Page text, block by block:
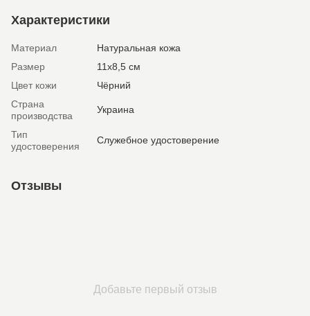
Характеристики
Материал
Натуральная кожа
Размер
11х8,5 см
Цвет кожи
Чёрний
Страна
производства
Украина
Тип
удостоверения
Служебное удостоверение
Отзывы
Добавьте первый отзыв